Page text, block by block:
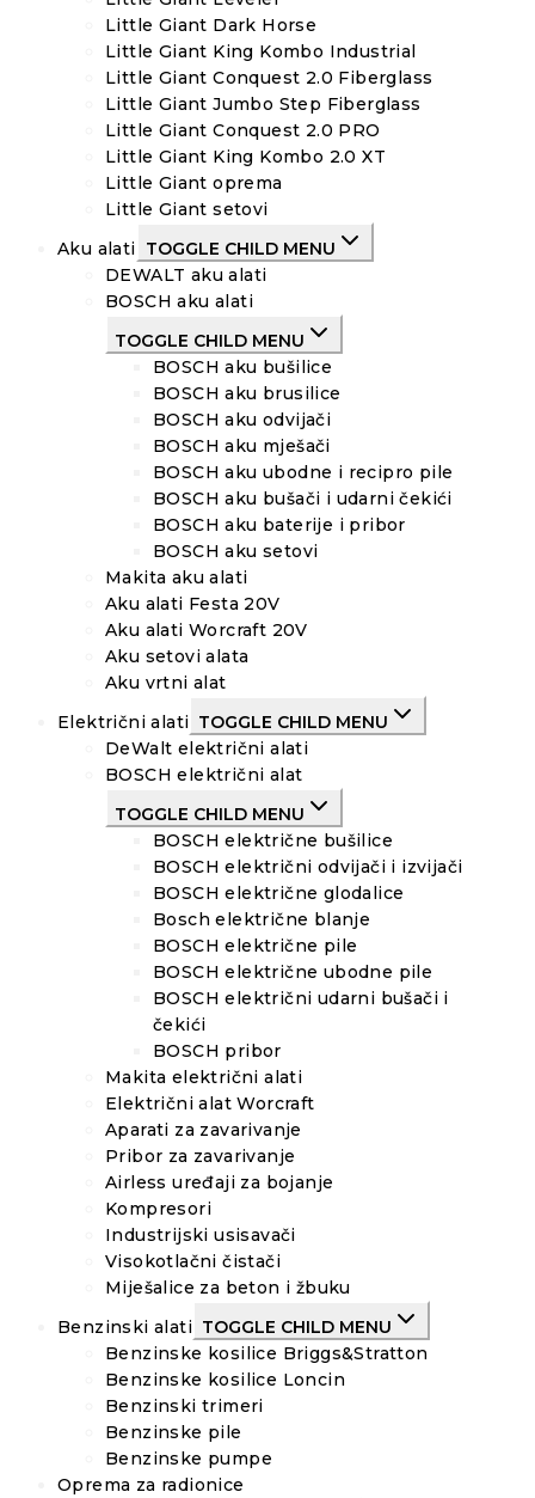
Little Giant Dark Horse
Little Giant King Kombo Industrial
Little Giant Conquest 2.0 Fiberglass
Little Giant Jumbo Step Fiberglass
Little Giant Conquest 2.0 PRO
Little Giant King Kombo 2.0 XT
Little Giant oprema
Little Giant setovi
Aku alati TOGGLE CHILD MENU
DEWALT aku alati
BOSCH aku alati
TOGGLE CHILD MENU
BOSCH aku bušilice
BOSCH aku brusilice
BOSCH aku odvijači
BOSCH aku mješači
BOSCH aku ubodne i recipro pile
BOSCH aku bušači i udarni čekići
BOSCH aku baterije i pribor
BOSCH aku setovi
Makita aku alati
Aku alati Festa 20V
Aku alati Worcraft 20V
Aku setovi alata
Aku vrtni alat
Električni alati TOGGLE CHILD MENU
DeWalt električni alati
BOSCH električni alat
TOGGLE CHILD MENU
BOSCH električne bušilice
BOSCH električni odvijači i izvijači
BOSCH električne glodalice
Bosch električne blanje
BOSCH električne pile
BOSCH električne ubodne pile
BOSCH električni udarni bušači i
čekići
BOSCH pribor
Makita električni alati
Električni alat Worcraft
Aparati za zavarivanje
Pribor za zavarivanje
Airless uređaji za bojanje
Kompresori
Industrijski usisavači
Visokotlačni čistači
Miješalice za beton i žbuku
Benzinski alati TOGGLE CHILD MENU
Benzinske kosilice Briggs&Stratton
Benzinske kosilice Loncin
Benzinski trimeri
Benzinske pile
Benzinske pumpe
Oprema za radionice